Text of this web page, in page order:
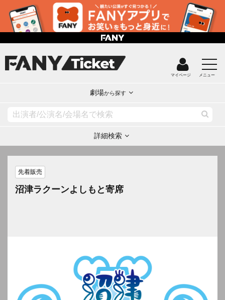
マイページ メニュー
劇場から探す
詳細検索
先着販売
沼津ラクーンよしもと寄席